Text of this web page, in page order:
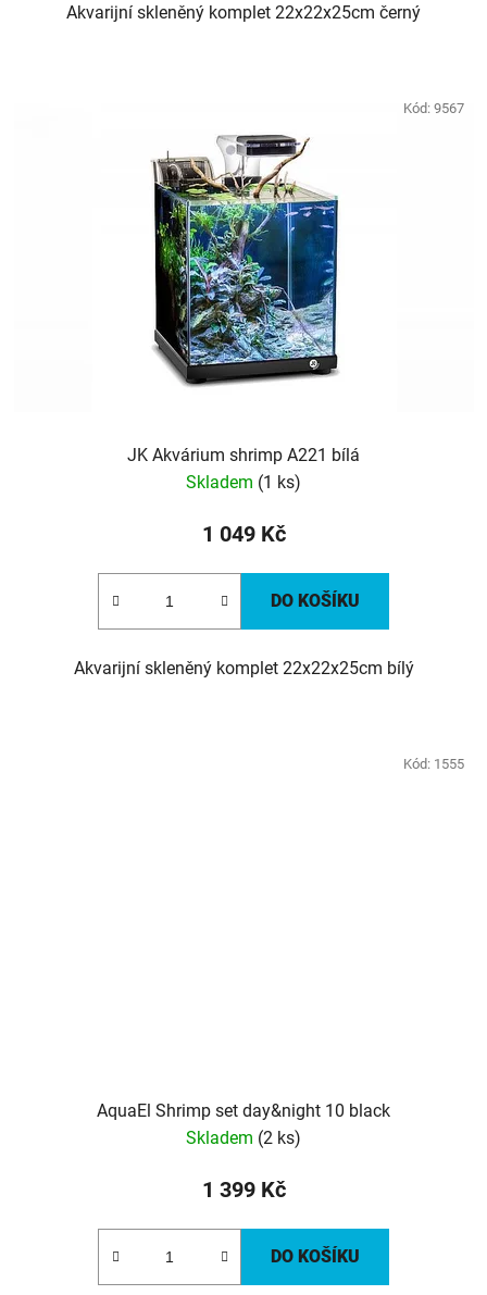
Akvarijní skleněný komplet 22x22x25cm černý
JK Akvárium shrimp A221 bílá
Skladem (1 ks)
1 049 Kč
DO KOŠÍKU
Akvarijní skleněný komplet 22x22x25cm bílý
Kód: 9567
AquaEl Shrimp set day&night 10 black
Skladem (2 ks)
1 399 Kč
DO KOŠÍKU
Kód: 1555